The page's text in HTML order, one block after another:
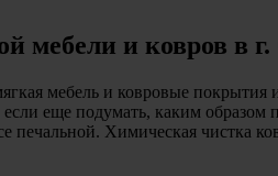
мебели и ковров в
мебель и ковровые
еще подумать, каким образом
печальной. Химическая чистка